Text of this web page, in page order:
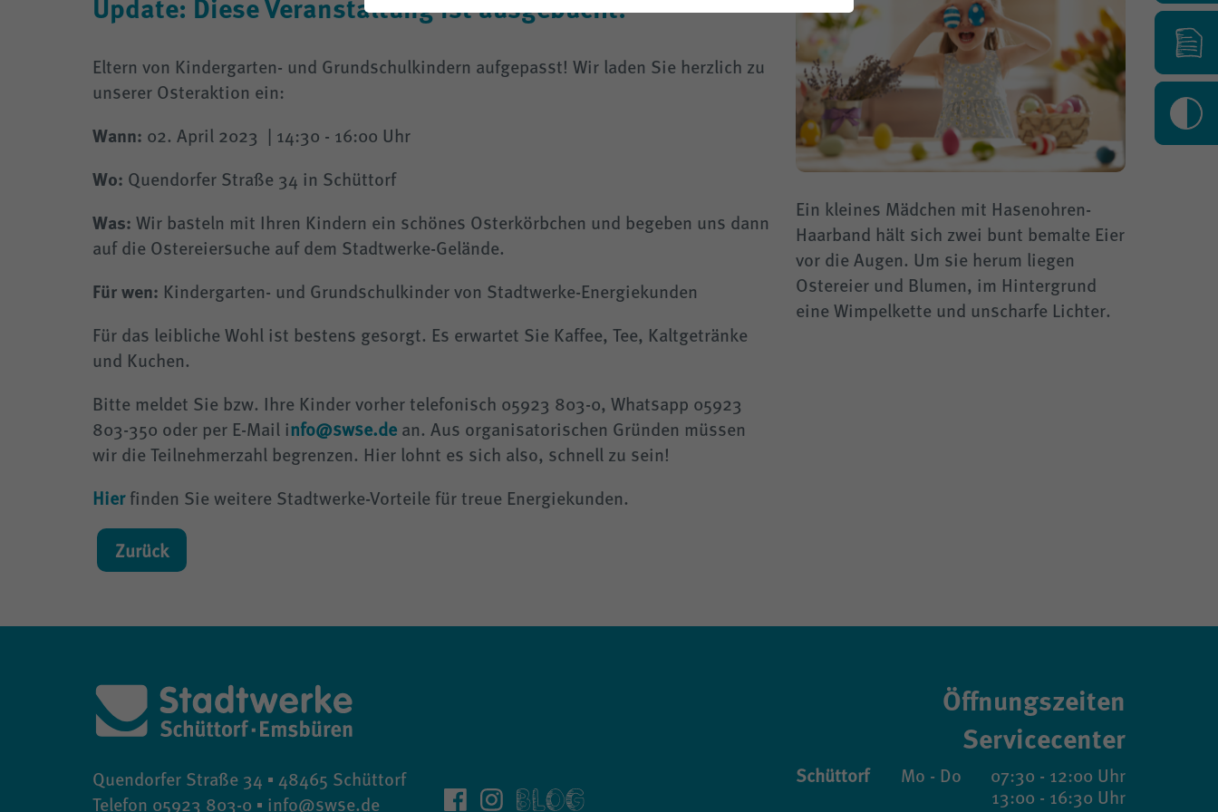
THG-Quote
Energie sparen
Für E-Mobilisten
Straßenbeleuchtung
Eltern von Kindergarten- und Grundschulkindern aufgepasst! Wir laden Sie herzlich zu
unserer Osteraktion ein:
Wann: 02. April 2023 | 14:30 - 16:00 Uhr
Wo: Quendorfer Straße 34 in Schüttorf
Was: Wir basteln mit Ihren Kindern ein schönes Osterkörbchen und begeben uns dann
auf die Ostereiersuche auf dem Stadtwerke-Gelände.
Für wen: Kindergarten- und Grundschulkinder von Stadtwerke-Energiekunden
Für das leibliche Wohl ist bestens gesorgt. Es erwartet Sie Kaffee, Tee, Kaltgetränke
und Kuchen.
Bitte meldet Sie bzw. Ihre Kinder vorher telefonisch 05923 803-0, Whatsapp 05923
803-350 oder per E-Mail info@swse.de an. Aus organisatorischen Gründen müssen
wir die Teilnehmerzahl begrenzen. Hier lohnt es sich also, schnell zu sein!
Hierfinden Sie weitere Stadtwerke-Vorteile für treue Energiekunden.
Ein kleines Mädchen mit Hasenohren-
Haarband hält sich zwei bunt bemalte Eier
vor die Augen. Um sie herum liegen
Ostereier und Blumen, im Hintergrund
eine Wimpelkette und unscharfe Lichter.
Zurück
Quendorfer Straße 34 ▪ 48465 Schüttorf
Telefon 05923 803-0 ▪ info@swse.de
Öffnungszeiten
Servicecenter
Schüttorf
Mo - Do
07:30 - 12:00 Uhr
13:00 - 16:30 Uhr